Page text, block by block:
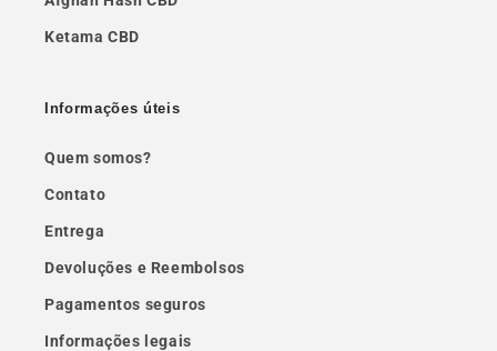
Ketama CBD
Informações úteis
Quem somos?
Contato
Entrega
Devoluções e Reembolsos
Pagamentos seguros
Informações legais